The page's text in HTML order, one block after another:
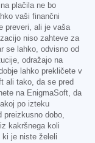
plačila ne bo
vaši finančni
preveri, ali je vaša
niso zahteve za
se lahko, odvisno od
odražajo na
lahko prekličete v
ali tako, da se pred
na EnigmaSoft, da
po izteku
preizkusno dobo,
kakršnega koli
ki je niste želeli